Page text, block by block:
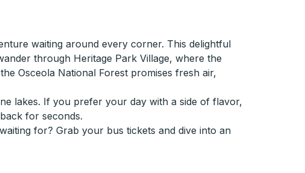
waiting around every corner. This delightful
through Heritage Park Village, where the
Osceola National Forest promises fresh air,
lakes. If you prefer your day with a side of flavor,
for seconds.
for? Grab your bus tickets and dive into an